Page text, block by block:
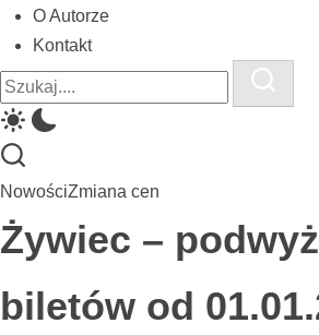
O Autorze
Kontakt
Close
Search
Search
NowościZmiana cen
Żywiec –
biletów od